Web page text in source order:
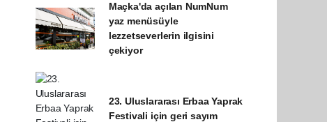
Maçka'da açılan NumNum
yaz menüsüyle
lezzetseverlerin ilgisini
çekiyor
23. Uluslararası Erbaa Yaprak
Festivali için geri sayım